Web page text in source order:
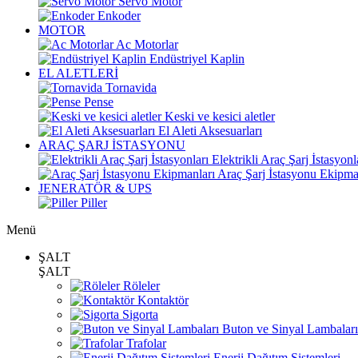
Enkoder
MOTOR
Ac Motorlar
Endüstriyel Kaplin
EL ALETLERİ
Tornavida
Pense
Keski ve kesici aletler
El Aleti Aksesuarları
ARAÇ ŞARJ İSTASYONU
Elektrikli Araç Şarj
Araç Şarj İstasyonu
JENERATÖR & UPS
Piller
Menü
ŞALT
ŞALT
Röleler
Kontaktör
Sigorta
Buton ve Sinyal Lambaları
Trafolar